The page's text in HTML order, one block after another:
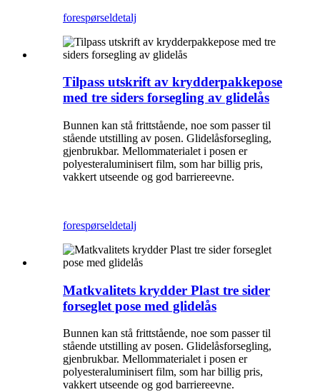
forespørseldetalj
Tilpass utskrift av krydderpakkepose
med tre siders forsegling av glidelås
Bunnen kan stå frittstående, noe som passer til
stående utstilling av posen. Glidelåsforsegling,
gjenbrukbar. Mellommaterialet i posen er
polyesteraluminisert film, som har billig pris,
vakkert utseende og god barriereevne.
forespørseldetalj
Matkvalitets krydder Plast tre sider
forseglet pose med glidelås
Bunnen kan stå frittstående, noe som passer til
stående utstilling av posen. Glidelåsforsegling,
gjenbrukbar. Mellommaterialet i posen er
polyesteraluminisert film, som har billig pris,
vakkert utseende og god barriereevne.